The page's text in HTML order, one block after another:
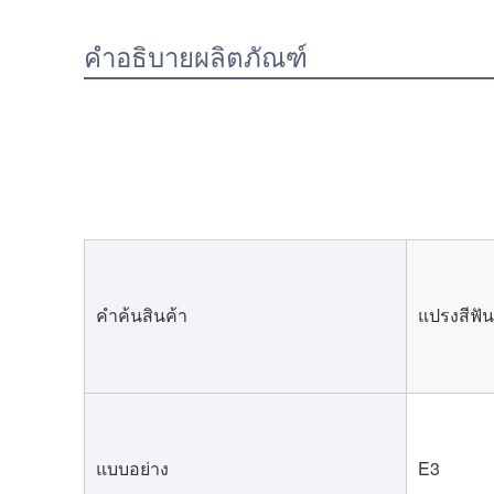
คำอธิบายผลิตภัณฑ์
คำค้นสินค้า แปรงสีฟั
แบบอย่าง E3